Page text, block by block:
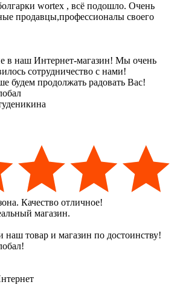
wortex , всё подошло. Очень
продавцы,профессионалы своего
в наш Интернет-магазин! Мы очень
сотрудничество с нами!
будем продолжать радовать Вас!
Качество отличное!
магазин.
наш товар и магазин по достоинству!